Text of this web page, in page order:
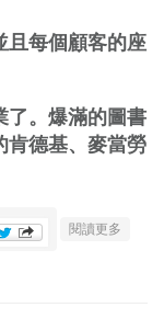
且每個顧客的座
了。爆滿的圖書
肯德基、麥當勞
閱讀更多